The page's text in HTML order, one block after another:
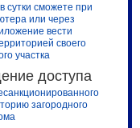
сутки сможете при
или через
вести
своего
участка
доступа
загородного